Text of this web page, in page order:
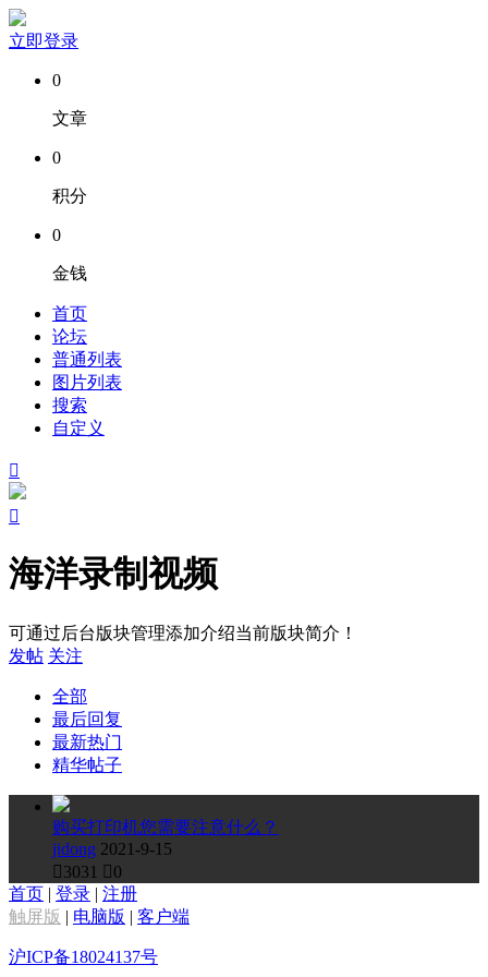
立即登录
0
文章
0
积分
0
金钱
首页
论坛
普通列表
图片列表
搜索
自定义


海洋录制视频
可通过后台版块管理添加介绍当前版块简介！
发帖 关注
全部
最后回复
最新热门
精华帖子
购买打印机您需要注意什么？
jidong 2021-9-15
 3031  0
首页 | 登录 | 注册
触屏版 | 电脑版 | 客户端
沪ICP备18024137号